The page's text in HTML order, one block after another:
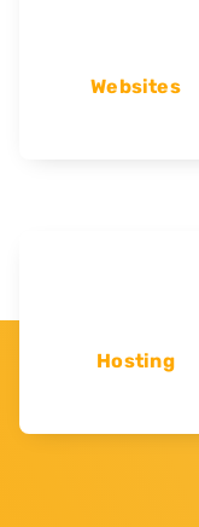
Websites
Hosting